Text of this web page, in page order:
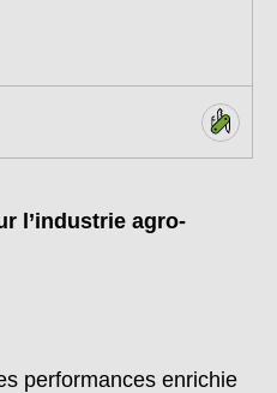
l’industrie agro-
performances enrichie